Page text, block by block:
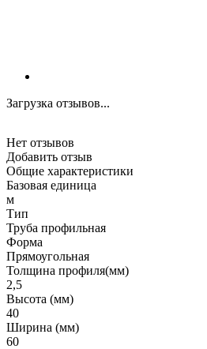
Загрузка отзывов...
Нет отзывов
Добавить отзыв
Общие характеристики
Базовая единица
м
Тип
Труба профильная
Форма
Прямоугольная
Толщина профиля(мм)
2,5
Высота (мм)
40
Ширина (мм)
60